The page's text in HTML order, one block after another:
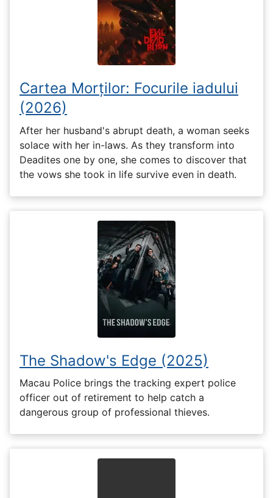
Cartea Morților: Focurile iadului
(2026)
After her husband's abrupt death, a woman seeks
solace with her in-laws. As they transform into
Deadites one by one, she comes to discover that
the vows she took in life survive even in death.
The Shadow's Edge (2025)
Macau Police brings the tracking expert police
officer out of retirement to help catch a
dangerous group of professional thieves.